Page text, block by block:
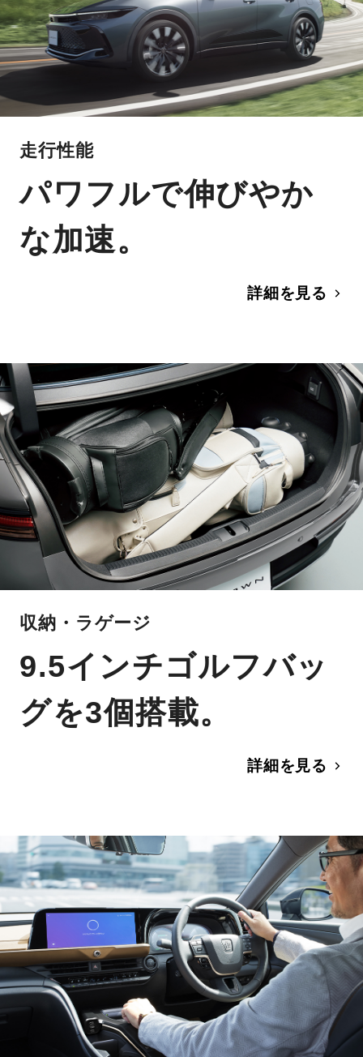
走行性能
パワフルで伸びやか
な加速。
詳細を見る
収納・ラゲージ
9.5インチゴルフバッ
グを3個搭載。
詳細を見る